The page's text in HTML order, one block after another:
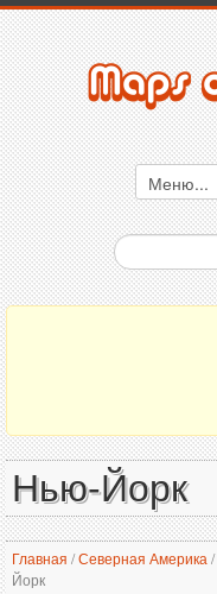
Нью-Йорк
Главная /Северная Америка /
Йорк